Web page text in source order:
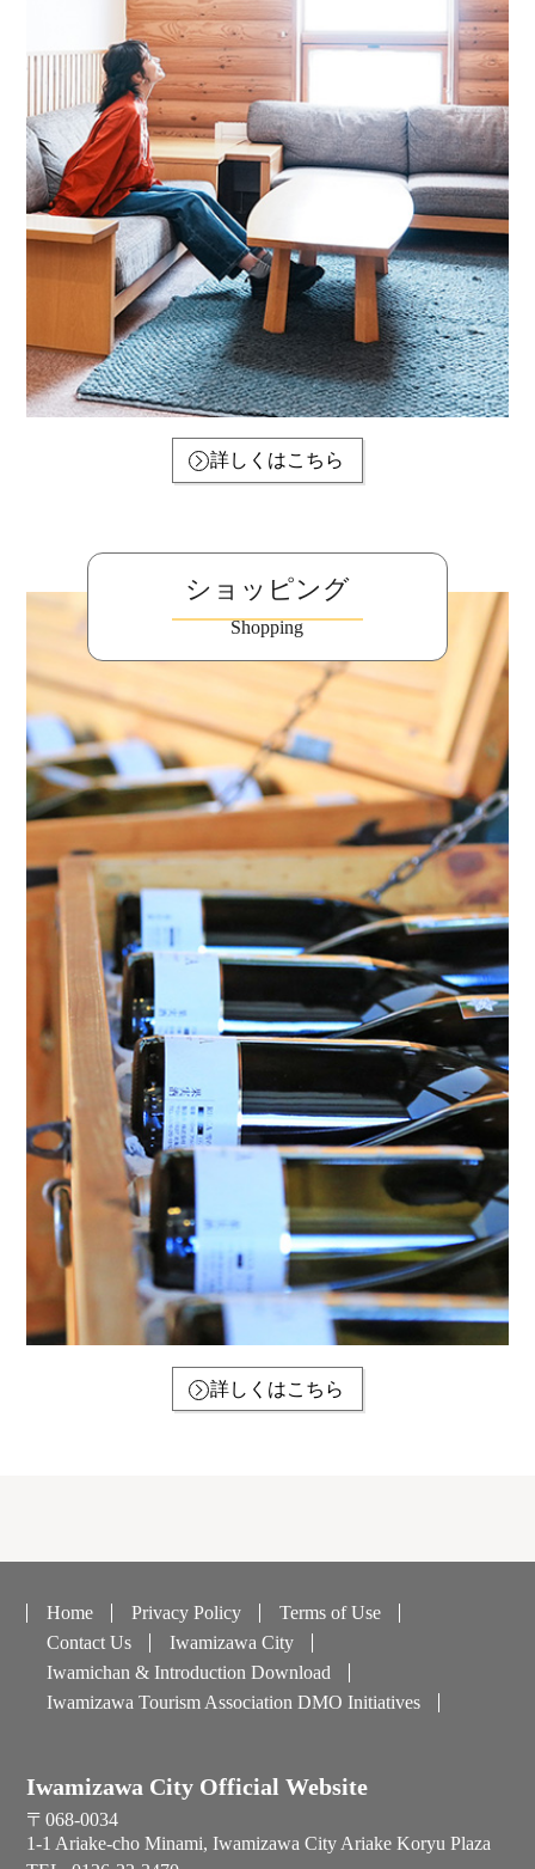
詳しくはこちら
ショッピング
Shopping
詳しくはこちら
Home Privacy Policy
Terms of Use
Contact Us
Iwamizawa City
Iwamichan & Introduction Download
Iwamizawa Tourism Association DMO Initiatives
Iwamizawa City Official Website
〒068-0034
1-1 Ariake-cho Minami, Iwamizawa City Ariake Koryu Plaza